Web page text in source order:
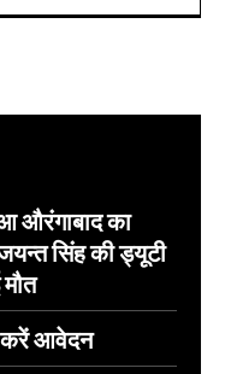
औरंगाबाद का
सिंह की ड्यूटी
करें आवेदन